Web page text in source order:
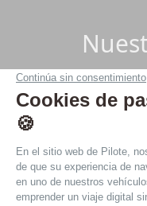
¿Quiere